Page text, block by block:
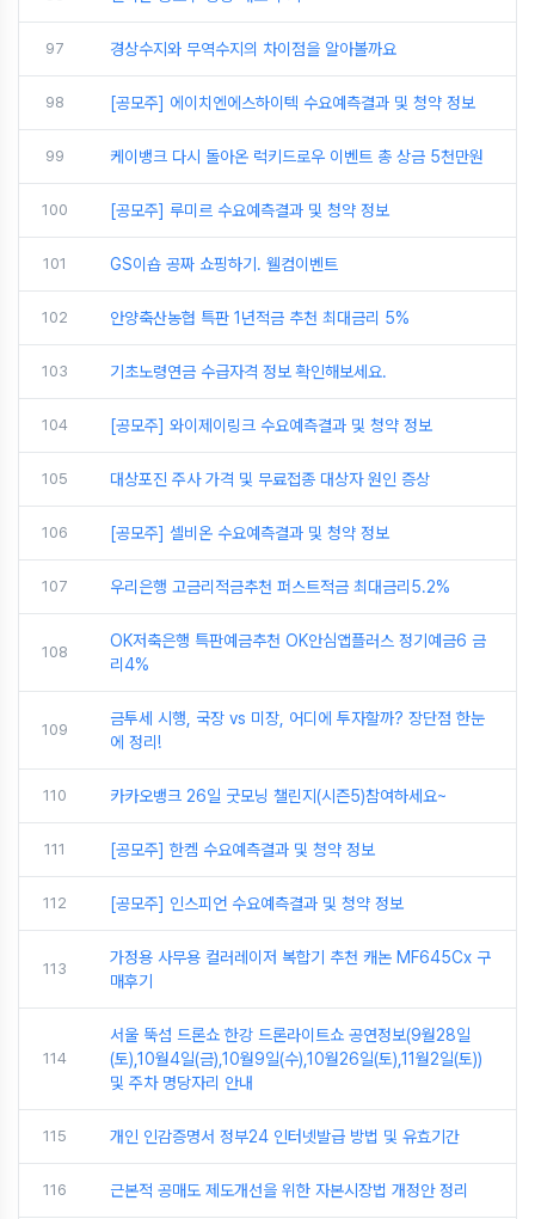
97 경상수지와 무역수지의 차이점을 알아볼까요
98 [공모주] 에이치엔에스하이텍 수요예측결과 및 청약 정보
99 케이뱅크 다시 돌아온 럭키드로우 이벤트 총 상금 5천만원
100 [공모주] 루미르 수요예측결과 및 청약 정보
101 GS이숍 공짜 쇼핑하기. 웰컴이벤트
102 안양축산농협 특판 1년적금 추천 최대금리 5%
103 기초노령연금 수급자격 정보 확인해보세요.
104 [공모주] 와이제이링크 수요예측결과 및 청약 정보
105 대상포진 주사 가격 및 무료접종 대상자 원인 증상
106 [공모주] 셀비온 수요예측결과 및 청약 정보
107 우리은행 고금리적금추천 퍼스트적금 최대금리5.2%
108
OK저축은행 특판예금추천 OK안심앱플러스 정기예금6 금
리4%
109
금투세 시행, 국장 vs 미장, 어디에 투자할까? 장단점 한눈
에 정리!
110 카카오뱅크 26일 굿모닝 챌린지(시즌5)참여하세요~
111 [공모주] 한켐 수요예측결과 및 청약 정보
112 [공모주] 인스피언 수요예측결과 및 청약 정보
113
가정용 사무용 컬러레이저 복합기 추천 캐논 MF645Cx 구
매후기
114
서울 뚝섬 드론쇼 한강 드론라이트쇼 공연정보(9월28일
(토),10월4일(금),10월9일(수),10월26일(토),11월2일(토))
및 주차 명당자리 안내
115 개인 인감증명서 정부24 인터넷발급 방법 및 유효기간
116 근본적 공매도 제도개선을 위한 자본시장법 개정안 정리